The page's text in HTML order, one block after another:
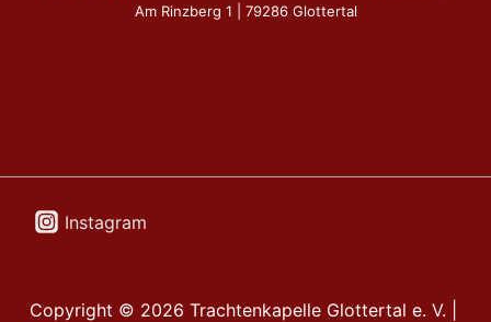
Am Rinzberg 1 | 79286 Glottertal
Instagram
Copyright © 2026 Trachtenkapelle Glottertal e. V.